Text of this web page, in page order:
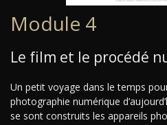
Module 4
Le film et le procédé
Un petit voyage dans le temps
photographie numérique
se sont construits les appareils